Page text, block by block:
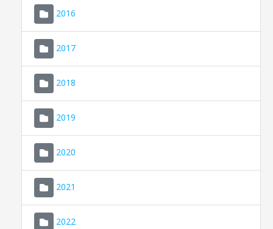
2016
2017
2018
2019
2020
2021
2022